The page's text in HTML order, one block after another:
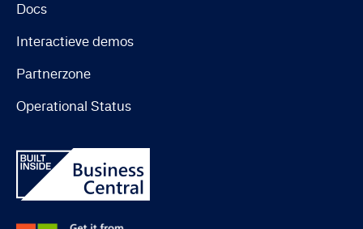
Docs
Interactieve demos
Partnerzone
Operational Status